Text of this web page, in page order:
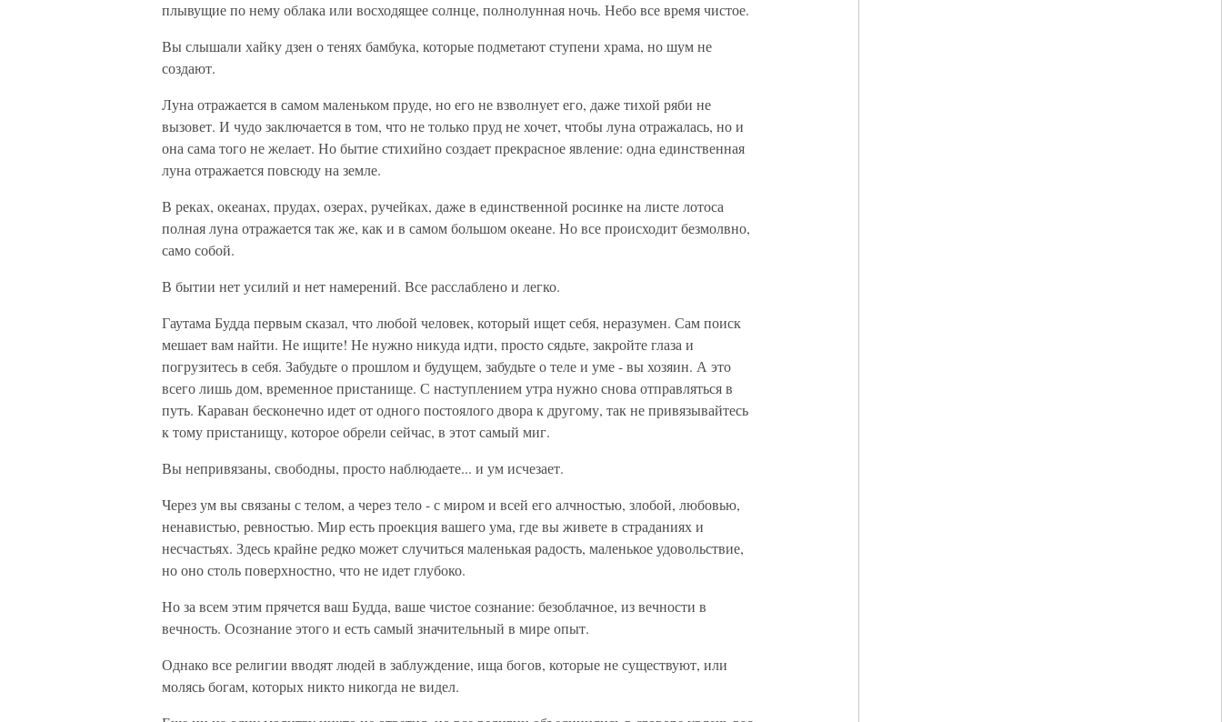
плывущие по нему облака или восходящее солнце, полнолунная ночь. Небо все время чистое.
Вы слышали хайку дзен о тенях бамбука, которые подметают ступени храма, но шум не
создают.
Луна отражается в самом маленьком пруде, но его не взволнует его, даже тихой ряби не
вызовет. И чудо заключается в том, что не только пруд не хочет, чтобы луна отражалась, но и
она сама того не желает. Но бытие стихийно создает прекрасное явление: одна единственная
луна отражается повсюду на земле.
В реках, океанах, прудах, озерах, ручейках, даже в единственной росинке на листе лотоса
полная луна отражается так же, как и в самом большом океане. Но все происходит безмолвно,
само собой.
В бытии нет усилий и нет намерений. Все расслаблено и легко.
Гаутама Будда первым сказал, что любой человек, который ищет себя, неразумен. Сам поиск
мешает вам найти. Не ищите! Не нужно никуда идти, просто сядьте, закройте глаза и
погрузитесь в себя. Забудьте о прошлом и будущем, забудьте о теле и уме - вы хозяин. А это
всего лишь дом, временное пристанище. С наступлением утра нужно снова отправляться в
путь. Караван бесконечно идет от одного постоялого двора к другому, так не привязывайтесь
к тому пристанищу, которое обрели сейчас, в этот самый миг.
Вы непривязаны, свободны, просто наблюдаете... и ум исчезает.
Через ум вы связаны с телом, а через тело - с миром и всей его алчностью, злобой, любовью,
ненавистью, ревностью. Мир есть проекция вашего ума, где вы живете в страданиях и
несчастьях. Здесь крайне редко может случиться маленькая радость, маленькое удовольствие,
но оно столь поверхностно, что не идет глубоко.
Но за всем этим прячется ваш Будда, ваше чистое сознание: безоблачное, из вечности в
вечность. Осознание этого и есть самый значительный в мире опыт.
Однако все религии вводят людей в заблуждение, ища богов, которые не существуют, или
молясь богам, которых никто никогда не видел.